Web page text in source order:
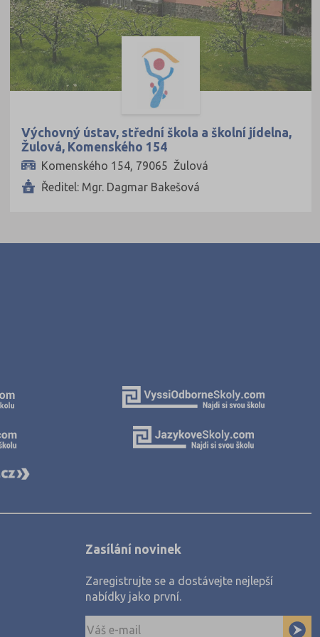
Výchovný ústav, střední škola a školní jídelna,
Žulová, Komenského 154
Komenského 154, 79065 Žulová
Ředitel: Mgr. Dagmar Bakešová
Zasílání novinek
Zaregistrujte se a dostávejte nejlepší
nabídky jako první.